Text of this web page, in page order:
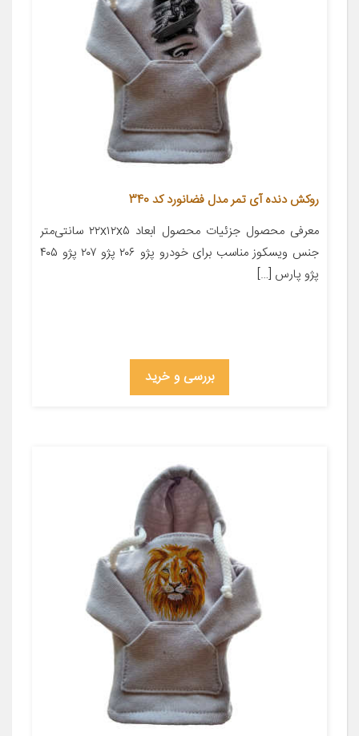
روکش دنده آی تمر مدل فضانورد کد 340
معرفی محصول جزئیات محصول ابعاد ۲۲x۱۲x۵ سانتی‌متر
جنس ویسکوز مناسب برای خودرو پژو ۲۰۶ پژو ۲۰۷ پژو ۴۰۵
پژو پارس […]
بررسی و خرید